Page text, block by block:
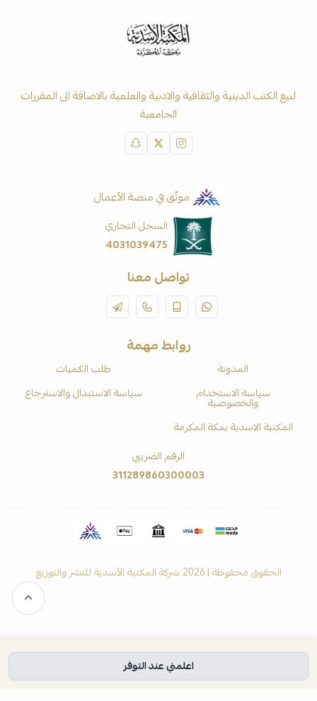
اعلمني عند التوفر
لبيع الكتب الدينية والثقافية والادبية والعلمية بالاضافة الى المقررات
الجامعية
موثّق في منصة الأعمال
السجل التجاري
4031039475
تواصل معنا
روابط مهمة
المدونة
طلب الكميات
سياسة الاستخدام
والخصوصية
سياسة الاستبدال والاسترجاع
المكتبة الاسدية بمكة المكرمة
الرقم الضريبي
311289860300003
الحقوق محفوظة | 2026 شركة المكتبة الأسدية للنشر والتوزيع